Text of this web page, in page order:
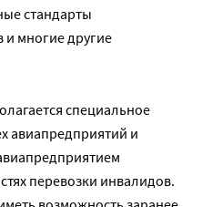
стандарты
и многие другие
специальное
авиапредприятий и
перевозки инвалидов.